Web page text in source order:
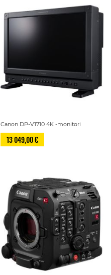
Canon DP-V1710 4K -monitori
13 049,00 €